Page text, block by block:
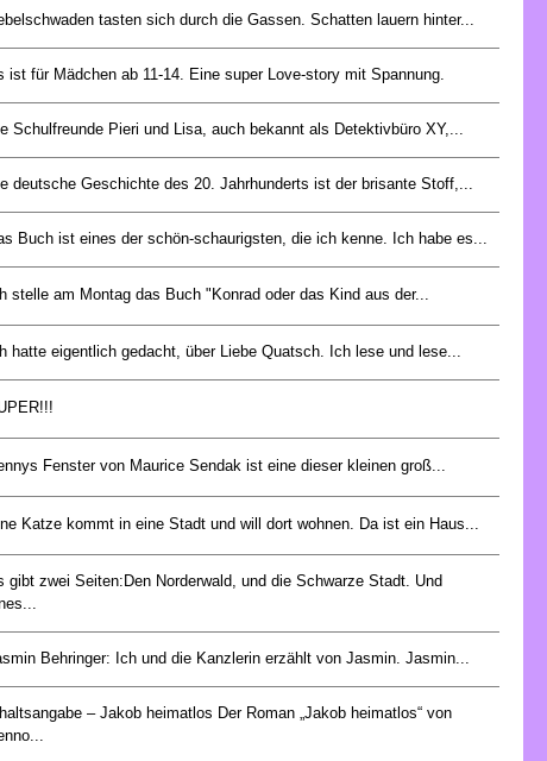
tasten sich durch die Gassen. Schatten lauern hinter...
ist für Mädchen ab 11-14. Eine super Love-story mit Spannung.
Schulfreunde Pieri und Lisa, auch bekannt als Detektivbüro XY,...
deutsche Geschichte des 20. Jahrhunderts ist der brisante Stoff,...
Buch ist eines der schön-schaurigsten, die ich kenne. Ich habe es...
stelle am Montag das Buch "Konrad oder das Kind aus der...
hatte eigentlich gedacht, über Liebe Quatsch. Ich lese und lese...
Fenster von Maurice Sendak ist eine dieser kleinen groß...
Katze kommt in eine Stadt und will dort wohnen. Da ist ein Haus...
gibt zwei Seiten:Den Norderwald, und die Schwarze Stadt. Und
Behringer: Ich und die Kanzlerin erzählt von Jasmin. Jasmin...
– Jakob heimatlos Der Roman „Jakob heimatlos“ von